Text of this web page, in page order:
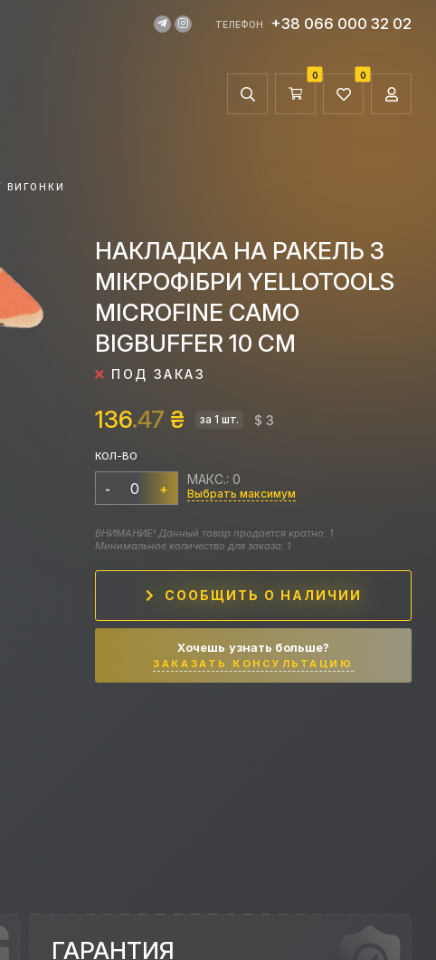
ТЕЛЕФОН +38 066 000 32 02
0 0
ВИГОНКИ
НАКЛАДКА НА РАКЕЛЬ З
МІКРОФІБРИ YELLOTOOLS
MICROFINE CAMO
BIGBUFFER 10 СМ
ПОД ЗАКАЗ
136.47 ₴ за 1 шт. $ 3
КОЛ-ВО
- +
МАКС.: 0
Выбрать максимум
ВНИМАНИЕ! Данный товар продается кратно: 1
Минимальное количество для заказа: 1
СООБЩИТЬ О НАЛИЧИИ
Хочешь узнать больше?
ЗАКАЗАТЬ КОНСУЛЬТАЦИЮ
ГАРАНТИЯ